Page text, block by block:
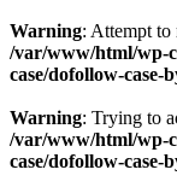
Warning: Attempt
/var/www/html/wp-
case/dofollow-case-
Warning: Trying to
/var/www/html/wp-
case/dofollow-case-